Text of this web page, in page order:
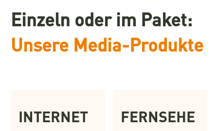
Einzeln oder im Paket:
Unsere Media-Produkte
INTERNET
FERNSEHE